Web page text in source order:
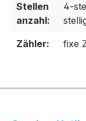
Stellen
anzahl:
4-
Zähler:
fixe